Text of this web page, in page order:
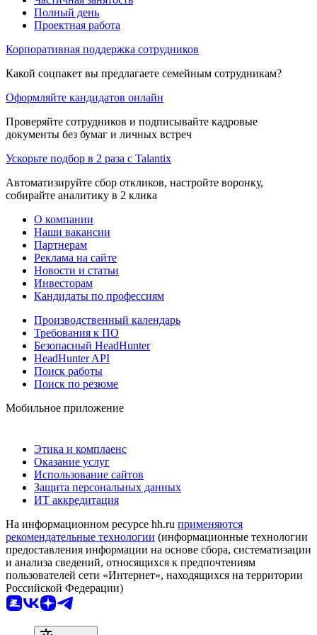
Полный день
Проектная работа
Корпоративная поддержка сотрудников
Какой соцпакет вы предлагаете семейным сотрудникам?
Оформляйте кандидатов онлайн
Проверяйте сотрудников и подписывайте кадровые
документы без бумаг и личных встреч
Ускорьте подбор в 2 раза с Talantix
Автоматизируйте сбор откликов, настройте воронку,
собирайте аналитику в 2 клика
О компании
Наши вакансии
Партнерам
Реклама на сайте
Новости и статьи
Инвесторам
Кандидаты по профессиям
Производственный календарь
Требования к ПО
Безопасный HeadHunter
HeadHunter API
Поиск работы
Поиск по резюме
Мобильное приложение
Этика и комплаенс
Оказание услуг
Использование сайтов
Защита персональных данных
ИТ аккредитация
На информационном ресурсе hh.ru применяются
рекомендательные технологии (информационные технологии
предоставления информации на основе сбора, систематизации
и анализа сведений, относящихся к предпочтениям
пользователей сети «Интернет», находящихся на территории
Российской Федерации)